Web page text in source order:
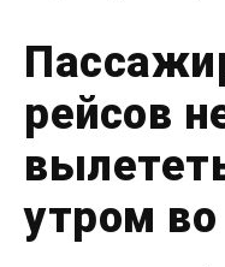
рейсов
утром